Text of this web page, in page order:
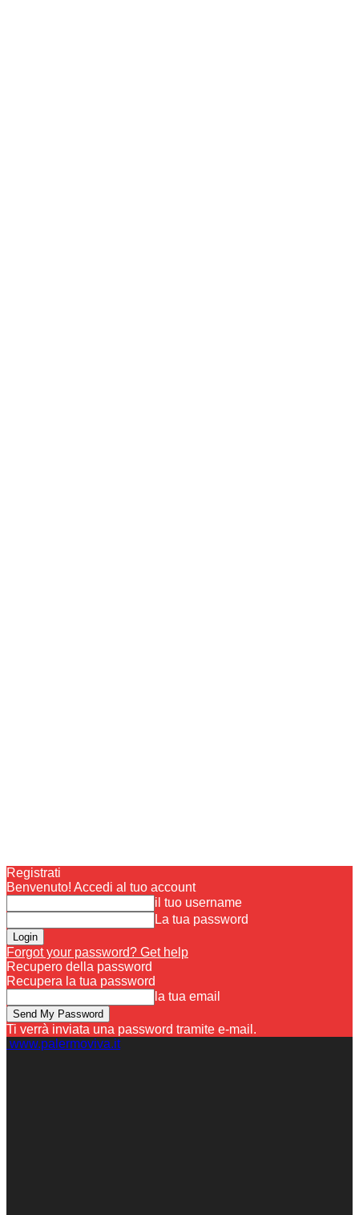
Registrati
Benvenuto! Accedi al tuo account
il tuo username
La tua password
Forgot your password? Get help
Recupero della password
Recupera la tua password
la tua email
Ti verrà inviata una password tramite e-mail.
www.palermoviva.it